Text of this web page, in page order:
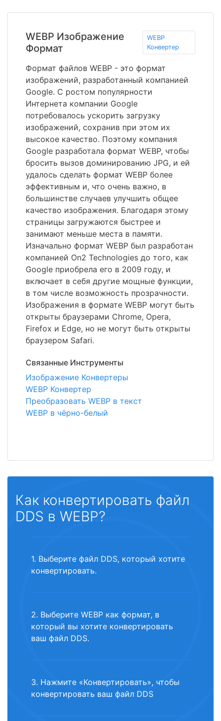
WEBP Изображение
Формат
WEBP
Конвертер
Формат файлов WEBP - это формат
изображений, разработанный компанией
Google. С ростом популярности
Интернета компании Google
потребовалось ускорить загрузку
изображений, сохранив при этом их
высокое качество. Поэтому компания
Google разработала формат WEBP, чтобы
бросить вызов доминированию JPG, и ей
удалось сделать формат WEBP более
эффективным и, что очень важно, в
большинстве случаев улучшить общее
качество изображения. Благодаря этому
страницы загружаются быстрее и
занимают меньше места в памяти.
Изначально формат WEBP был разработан
компанией On2 Technologies до того, как
Google приобрела его в 2009 году, и
включает в себя другие мощные функции,
в том числе возможность прозрачности.
Изображения в формате WEBP могут быть
открыты браузерами Chrome, Opera,
Firefox и Edge, но не могут быть открыты
браузером Safari.
Связанные Инструменты
Изображение Конвертеры
WEBP Конвертер
Преобразовать WEBP в текст
WEBP в чёрно-белый
Как конвертировать файл
DDS в WEBP?
1. Выберите файл DDS, который хотите
конвертировать.
2. Выберите WEBP как формат, в
который вы хотите конвертировать
ваш файл DDS.
3. Нажмите «Конвертировать», чтобы
конвертировать ваш файл DDS